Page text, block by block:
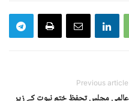
Previous article